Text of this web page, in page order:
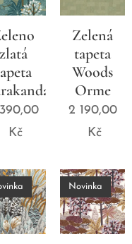
zlatá
Kč
Zelená
tapeta
Woods
Orme
2 190,00
Kč
Novinka